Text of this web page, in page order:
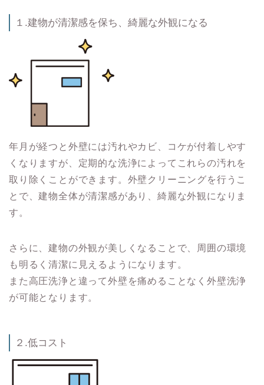
１.建物が清潔感を保ち、綺麗な外観になる
年月が経つと外壁には汚れやカビ、コケが付着しやす
くなりますが、定期的な洗浄によってこれらの汚れを
取り除くことができます。外壁クリーニングを行うこ
とで、建物全体が清潔感があり、綺麗な外観になりま
す。
さらに、建物の外観が美しくなることで、周囲の環境
も明るく清潔に見えるようになります。
また高圧洗浄と違って外壁を痛めることなく外壁洗浄
が可能となります。
２.低コスト